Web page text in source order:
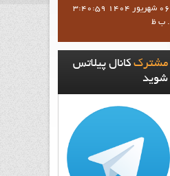
06 شهریور 1404 3:40:59
ب ظ .
مشترک کانال پيلاتس
شويد